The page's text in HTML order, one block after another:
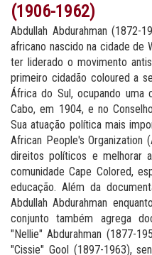
(1906-1962)
Abdullah Abdurahman
africano nascido na cidade de
ter liderado o movimento
primeiro cidadão coloured a
África do Sul, ocupando uma
Cabo, em 1904, e no
Sua atuação política mais
African People's Organization
direitos políticos e melhorar
comunidade Cape Colored,
educação. Além da
Abdullah Abdurahman
conjunto também agrega
"Nellie" Abdurahman (1877-
"Cissie" Gool (1897-1963),